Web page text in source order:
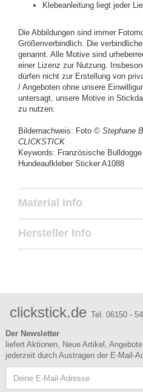
Klebeanleitung liegt jeder
Die Abbildungen sind immer
Größenverbindlich. Die
genannt. Alle Motive sind
einer Lizenz zur Nutzung.
dürfen nicht zur Erstellung von
/ Angeboten ohne unsere
untersagt, unsere Motive in
zu nutzen.
Bildernachweis: Foto © Stephane
CLICKSTICK
Keywords: Französische
Hundeaufkleber Sticker A1088
Material Info
Hersteller Info
clickstick.de Tel. 06150 -
Der Newsletter
liefert Aktionen, Neue Artikel,
jederzeit durch Austragen der E-Mail-